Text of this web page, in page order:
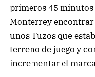
primeros 45
Monterrey encontrar
unos Tuzos que
terreno de juego y
incrementar el